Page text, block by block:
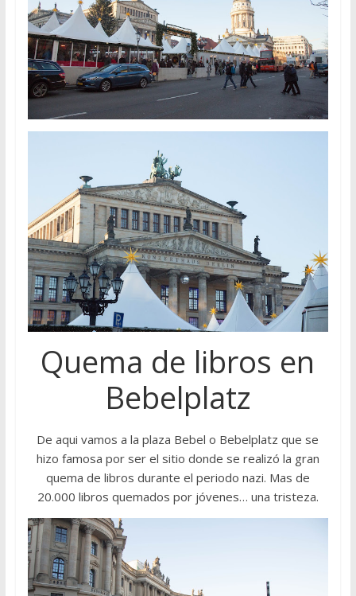
Quema de libros en
Bebelplatz
De aqui vamos a la plaza Bebel o Bebelplatz que se
hizo famosa por ser el sitio donde se realizó la gran
quema de libros durante el periodo nazi. Mas de
20.000 libros quemados por jóvenes… una tristeza.